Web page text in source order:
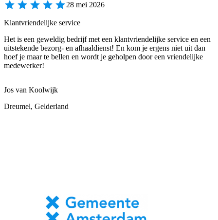
28 mei 2026
Klantvriendelijke service
Het is een geweldig bedrijf met een klantvriendelijke service en een
uitstekende bezorg- en afhaaldienst! En kom je ergens niet uit dan
hoef je maar te bellen en wordt je geholpen door een vriendelijke
medewerker!
Jos van Koolwijk
Dreumel, Gelderland